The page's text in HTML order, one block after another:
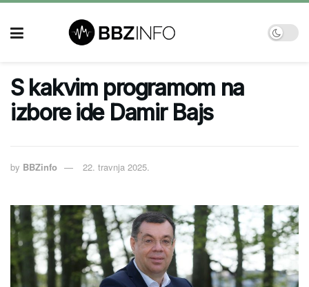
S kakvim programom na
izbore ide Damir Bajs
by BBZinfo 22. travnja 2025.